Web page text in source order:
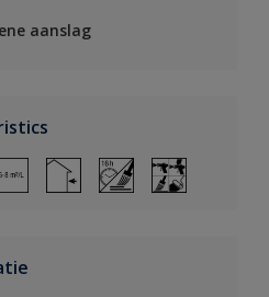
aanslag